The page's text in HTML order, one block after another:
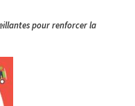
pour renforcer la